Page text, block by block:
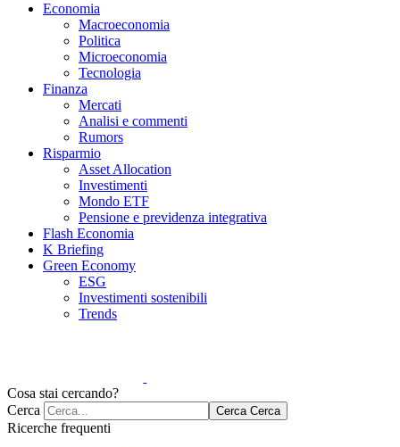
Economia
Macroeconomia
Politica
Microeconomia
Tecnologia
Finanza
Mercati
Analisi e commenti
Rumors
Risparmio
Asset Allocation
Investimenti
Mondo ETF
Pensione e previdenza integrativa
Flash Economia
K Briefing
Green Economy
ESG
Investimenti sostenibili
Trends
Cosa stai cercando?
Cerca
Cerca Cerca
Ricerche frequenti